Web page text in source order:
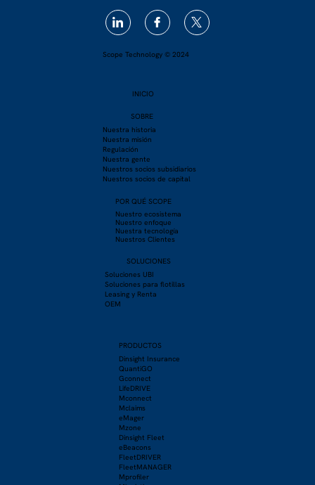
Scope Technology © 2024
INICIO
SOBRE
Nuestra historia
Nuestra misión
Regulación
Nuestra gente
Nuestros socios subsidiarios
Nuestros socios de capital
POR QUÉ SCOPE
Nuestro ecosistema
Nuestro enfoque
Nuestra tecnología
Nuestros Clientes
SOLUCIONES
Soluciones UBI
Soluciones para flotillas
Leasing y Renta
OEM
PRODUCTOS
Dinsight Insurance
QuantiGO
Gconnect
LifeDRIVE
Mconnect
Mclaims
eMager
Mzone
Dinsight Fleet
eBeacons
FleetDRIVER
FleetMANAGER
Mprofiler